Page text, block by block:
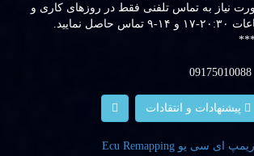
نیاز به تماس تلفنی فقط در روزهای کاری و
در ساعات ۲۰:۳۰-۱۷ و ۱۴-۹ تماس حاصل نمایید.
09175010088
پیشنهادات و انتقادات
ریمپ ای سی یو Ecu Remapping